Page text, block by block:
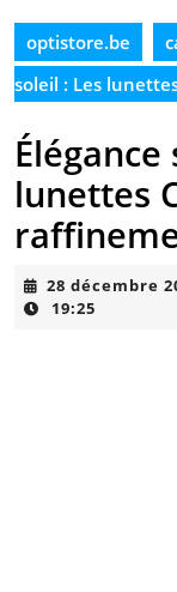
optistore.be
soleil : Les
lunettes
28 décembre
19:25